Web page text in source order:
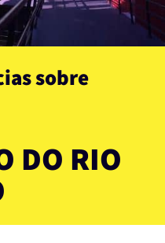
sobre
DO RIO